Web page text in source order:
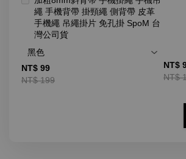
繩 手機背帶 掛頸繩 側背帶 皮革
手機繩 吊繩掛片 免孔掛 SpoM 台
灣公司貨
NT$ 99
NT$ 199
NT$
NT$